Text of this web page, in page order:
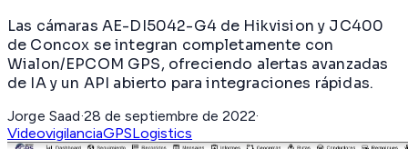
Las cámaras AE-DI5042-G4 de Hikvision y JC400
de Concox se integran completamente con
Wialon/EPCOM GPS, ofreciendo alertas avanzadas
de IA y un API abierto para integraciones rápidas.
Jorge Saad·28 de septiembre de 2022·
VideovigilanciaGPSLogistics